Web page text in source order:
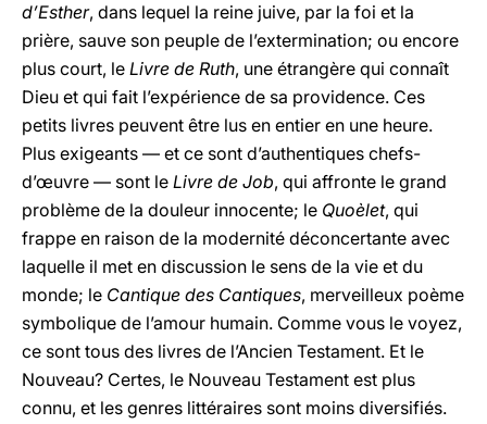
d’Esther, dans lequel la reine juive, par la foi et la
prière, sauve son peuple de l’extermination; ou encore
plus court, le Livre de Ruth, une étrangère qui connaît
Dieu et qui fait l’expérience de sa providence. Ces
petits livres peuvent être lus en entier en une heure.
Plus exigeants — et ce sont d’authentiques chefs-
d’œuvre — sont le Livre de Job, qui affronte le grand
problème de la douleur innocente; le Quoèlet, qui
frappe en raison de la modernité déconcertante avec
laquelle il met en discussion le sens de la vie et du
monde; le Cantique des Cantiques, merveilleux poème
symbolique de l’amour humain. Comme vous le voyez,
ce sont tous des livres de l’Ancien Testament. Et le
Nouveau? Certes, le Nouveau Testament est plus
connu, et les genres littéraires sont moins diversifiés.